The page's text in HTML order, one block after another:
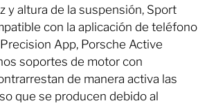
y altura de la suspensión, Sport
con la aplicación de teléfono
App, Porsche Active
soportes de motor con
de manera activa las
que se producen debido al